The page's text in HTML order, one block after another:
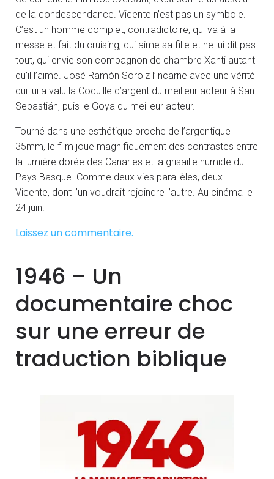
de la condescendance. Vicente n’est pas un symbole.
C’est un homme complet, contradictoire, qui va à la
messe et fait du cruising, qui aime sa fille et ne lui dit pas
tout, qui envie son compagnon de chambre Xanti autant
qu’il l’aime. José Ramón Soroiz l’incarne avec une vérité
qui lui a valu la Coquille d’argent du meilleur acteur à San
Sebastián, puis le Goya du meilleur acteur.
Tourné dans une esthétique proche de l’argentique
35mm, le film joue magnifiquement des contrastes entre
la lumière dorée des Canaries et la grisaille humide du
Pays Basque. Comme deux vies parallèles, deux
Vicente, dont l’un voudrait rejoindre l’autre. Au cinéma le
24 juin.
Laissez un commentaire.
1946 – Un
documentaire choc
sur une erreur de
traduction biblique